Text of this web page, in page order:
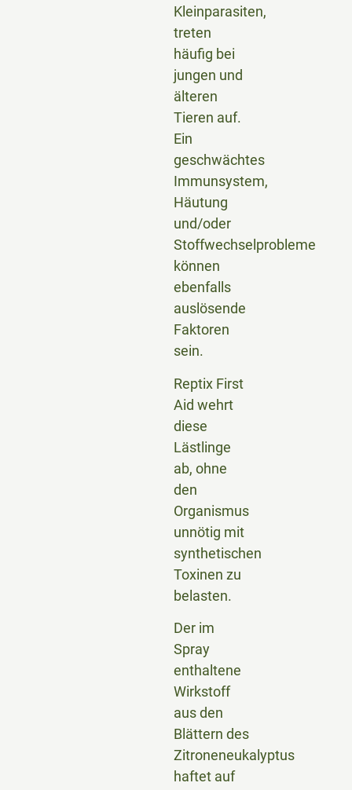
Kleinparasiten,
treten
häufig bei
jungen und
älteren
Tieren auf.
Ein
geschwächtes
Immunsystem,
Häutung
und/oder
Stoffwechselprobleme
können
ebenfalls
auslösende
Faktoren
sein.
Reptix First
Aid wehrt
diese
Lästlinge
ab, ohne
den
Organismus
unnötig mit
synthetischen
Toxinen zu
belasten.
Der im
Spray
enthaltene
Wirkstoff
aus den
Blättern des
Zitroneneukalyptus
haftet auf